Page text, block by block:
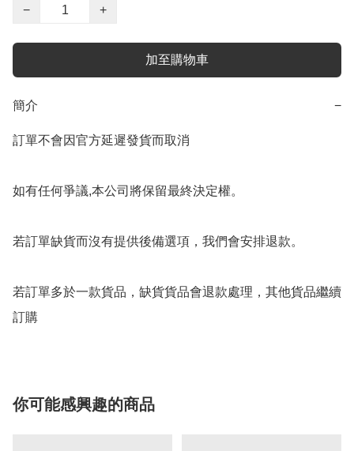
−
+
加至購物車
簡介 −
訂單不會因官方延遲發貨而取消
如有任何爭議,本公司將保留最終決定權。
若訂單缺貨而沒有提供後備選項，我們會安排退款。
若訂單多於一款貨品，缺貨貨品會退款處理，其他貨品繼續
你可能感興趣的商品